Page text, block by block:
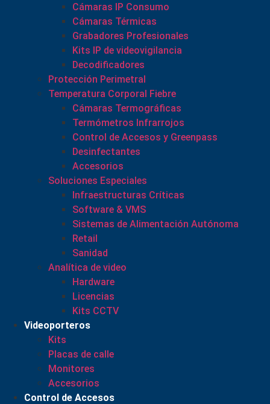
Cámaras IP Consumo
Cámaras Térmicas
Grabadores Profesionales
Kits IP de videovigilancia
Decodificadores
Protección Perimetral
Temperatura Corporal Fiebre
Cámaras Termográficas
Termómetros Infrarrojos
Control de Accesos y Greenpass
Desinfectantes
Accesorios
Soluciones Especiales
Infraestructuras Críticas
Software & VMS
Sistemas de Alimentación Autónoma
Retail
Sanidad
Analítica de video
Hardware
Licencias
Kits CCTV
Videoporteros
Kits
Placas de calle
Monitores
Accesorios
Control de Accesos